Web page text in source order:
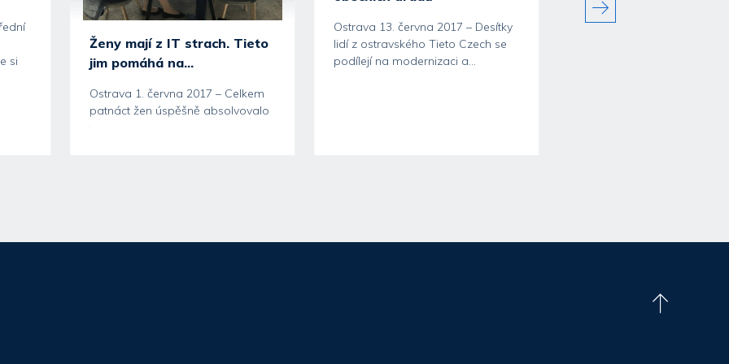
si
Ženy mají z IT strach. Tieto
jim pomáhá na...
Ostrava 1. června 2017 – Celkem
patnáct žen úspěšně absolvovalo
tříměsíční programátorský kurz...
Ostrava 13. června 2017 – Desítky
lidí z ostravského Tieto Czech se
podílejí na modernizaci a...
Ostrava 10. července 2017 –